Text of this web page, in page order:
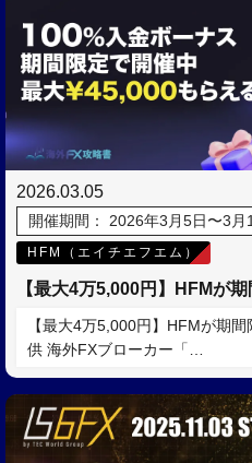
2026.03.05
開催期間： 2026年3月5日〜3月
HFM（エイチエフエム）
【最大4万5,000円】HFMが
【最大4万5,000円】HFMが期
供 海外FXブローカー「…